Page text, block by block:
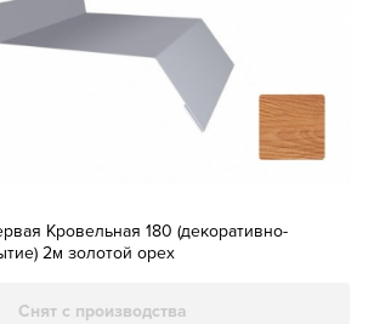
Кровельная 180 (декоративно-
2м золотой орех
Снят с производства